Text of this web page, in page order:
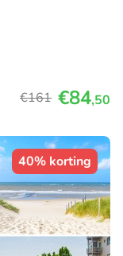
€161 €84,50
40% korting